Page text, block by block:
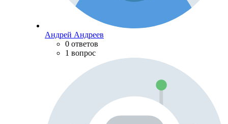
Андрей Андреев
0 ответов
1 вопрос